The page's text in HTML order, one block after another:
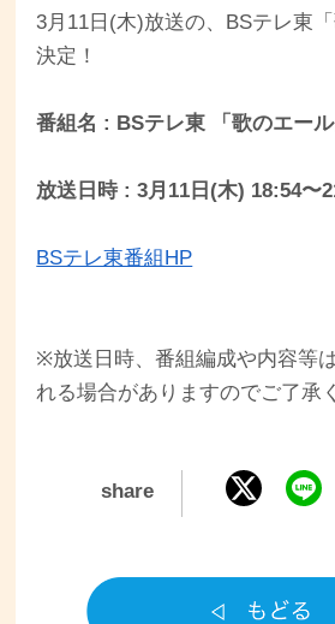
3月11日(木)放送の、BSテレ東
決定！
番組名 : BSテレ東 「歌のエー
放送日時 : 3月11日(木) 18:54〜
BSテレ東番組HP
※放送日時、番組編成や内容等
れる場合がありますのでご了承
share